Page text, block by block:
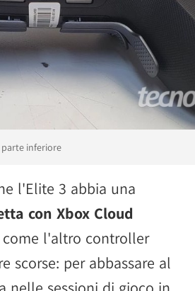
inferiore
l'Elite 3 abbia una
con Xbox Cloud
l'altro controller
scorse: per abbassare al